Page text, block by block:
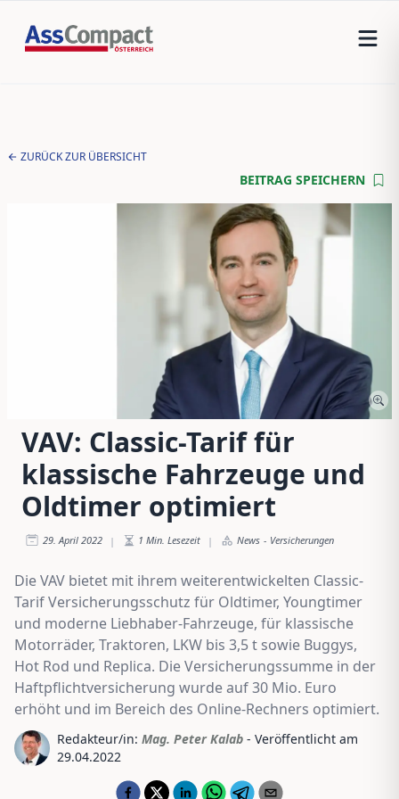
ZURÜCK ZUR ÜBERSICHT
BEITRAG SPEICHERN
VAV: Classic-Tarif für
klassische Fahrzeuge und
Oldtimer optimiert
29. April 2022 | 1 Min. Lesezeit | News - Versicherungen
Die VAV bietet mit ihrem weiterentwickelten Classic-
Tarif Versicherungsschutz für Oldtimer, Youngtimer
und moderne Liebhaber-Fahrzeuge, für klassische
Motorräder, Traktoren, LKW bis 3,5 t sowie Buggys,
Hot Rod und Replica. Die Versicherungssumme in der
Haftpflichtversicherung wurde auf 30 Mio. Euro
erhöht und im Bereich des Online-Rechners optimiert.
Redakteur/in: Mag. Peter Kalab - Veröffentlicht am
29.04.2022